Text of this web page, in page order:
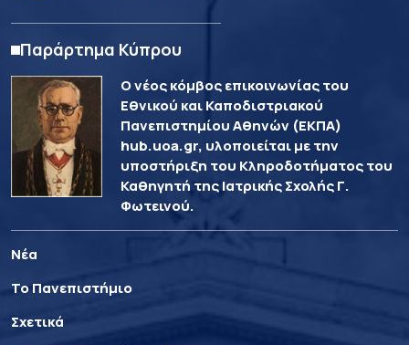
Παράρτημα Κύπρου
Ο νέος κόμβος επικοινωνίας του
Εθνικού και Καποδιστριακού
Πανεπιστημίου Αθηνών (ΕΚΠΑ)
hub.uoa.gr, υλοποιείται με την
υποστήριξη του Κληροδοτήματος του
Καθηγητή της Ιατρικής Σχολής Γ.
Φωτεινού.
Νέα
Το Πανεπιστήμιο
Σχετικά